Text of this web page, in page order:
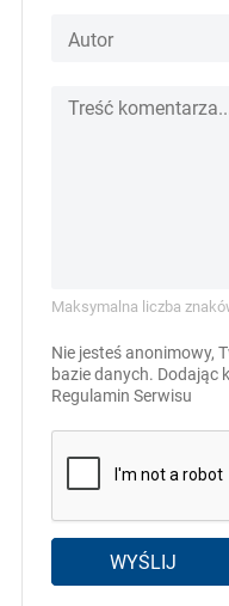
Maksymalna liczba
Nie jesteś anonimowy,
bazie danych. Dodając
Regulamin Serwisu
WYŚLIJ